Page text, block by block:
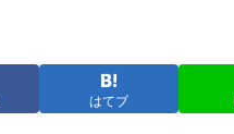
はてブ